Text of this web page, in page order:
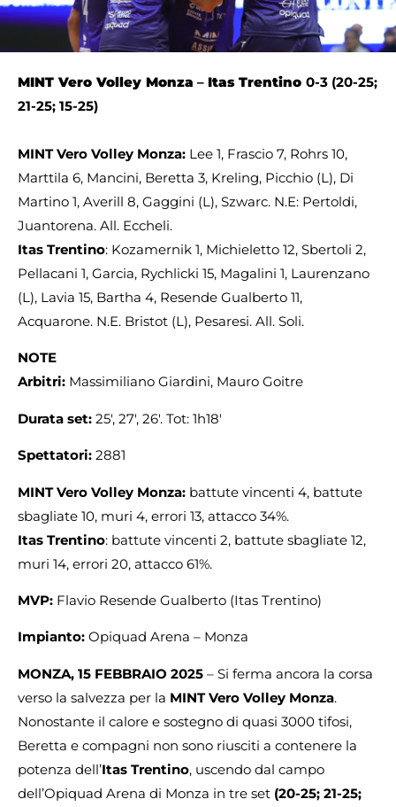
MINT Vero Volley Monza – Itas Trentino 0-3 (20-25;
21-25; 15-25)
MINT Vero Volley Monza: Lee 1, Frascio 7, Rohrs 10,
Marttila 6, Mancini, Beretta 3, Kreling, Picchio (L), Di
Martino 1, Averill 8, Gaggini (L), Szwarc. N.E: Pertoldi,
Juantorena. All. Eccheli.
Itas Trentino: Kozamernik 1, Michieletto 12, Sbertoli 2,
Pellacani 1, Garcia, Rychlicki 15, Magalini 1, Laurenzano
(L), Lavia 15, Bartha 4, Resende Gualberto 11,
Acquarone. N.E. Bristot (L), Pesaresi. All. Soli.
NOTE
Arbitri: Massimiliano Giardini, Mauro Goitre
Durata set: 25′, 27′, 26′. Tot: 1h18′
Spettatori: 2881
MINT Vero Volley Monza: battute vincenti 4, battute
sbagliate 10, muri 4, errori 13, attacco 34%.
Itas Trentino: battute vincenti 2, battute sbagliate 12,
muri 14, errori 20, attacco 61%.
MVP: Flavio Resende Gualberto (Itas Trentino)
Impianto: Opiquad Arena – Monza
MONZA, 15 FEBBRAIO 2025 – Si ferma ancora la corsa
verso la salvezza per la MINT Vero Volley Monza.
Nonostante il calore e sostegno di quasi 3000 tifosi,
Beretta e compagni non sono riusciti a contenere la
potenza dell’Itas Trentino, uscendo dal campo
dell’Opiquad Arena di Monza in tre set (20-25; 21-25;